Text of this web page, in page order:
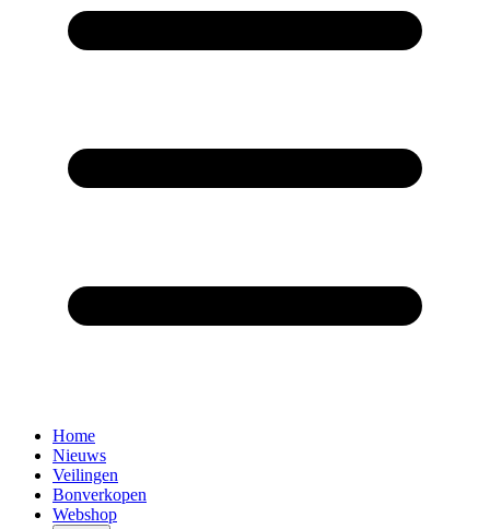
Home
Nieuws
Veilingen
Bonverkopen
Webshop